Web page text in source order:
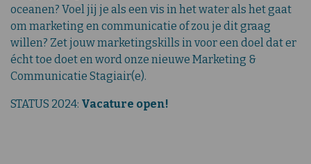
oceanen? Voel jij je als een vis in het water als het gaat
om marketing en communicatie of zou je dit graag
willen? Zet jouw marketingskills in voor een doel dat er
écht toe doet en word onze nieuwe Marketing &
Communicatie Stagiair(e).
STATUS 2024: Vacature open!